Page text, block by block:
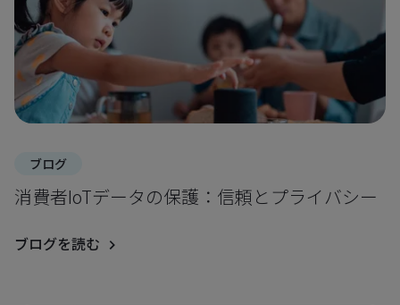
ブログ
消費者IoTデータの保護：信頼とプライバシー
ブログを読む